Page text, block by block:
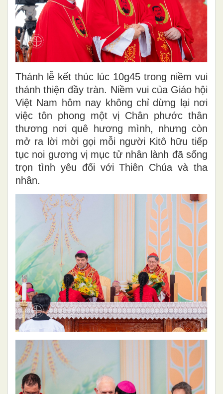
Thánh lễ kết thúc lúc 10g45 trong niềm vui
thánh thiện đầy tràn. Niềm vui của Giáo hội
Việt Nam hôm nay không chỉ dừng lại nơi
việc tôn phong một vị Chân phước thân
thương nơi quê hương mình, nhưng còn
mở ra lời mời gọi mỗi người Kitô hữu tiếp
tục noi gương vị mục tử nhân lành đã sống
trọn tình yêu đối với Thiên Chúa và tha
nhân.